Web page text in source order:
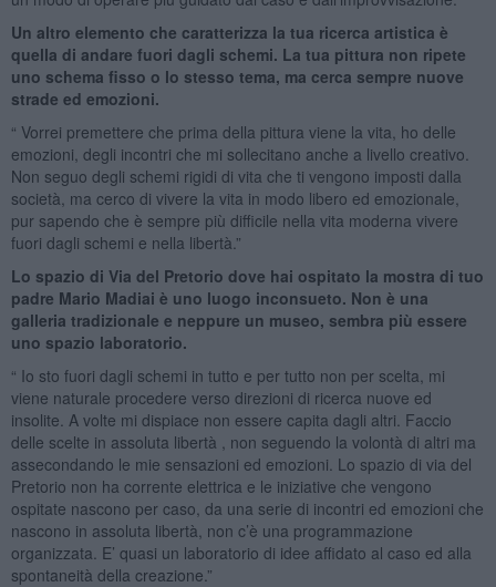
Un altro elemento che caratterizza la tua ricerca artistica è
quella di andare fuori dagli schemi. La tua pittura non ripete
uno schema fisso o lo stesso tema, ma cerca sempre nuove
strade ed emozioni.
“ Vorrei premettere che prima della pittura viene la vita, ho delle
emozioni, degli incontri che mi sollecitano anche a livello creativo.
Non seguo degli schemi rigidi di vita che ti vengono imposti dalla
società, ma cerco di vivere la vita in modo libero ed emozionale,
pur sapendo che è sempre più difficile nella vita moderna vivere
fuori dagli schemi e nella libertà.”
Lo spazio di Via del Pretorio dove hai ospitato la mostra di tuo
padre Mario Madiai è uno luogo inconsueto. Non è una
galleria tradizionale e neppure un museo, sembra più essere
uno spazio laboratorio.
“ Io sto fuori dagli schemi in tutto e per tutto non per scelta, mi
viene naturale procedere verso direzioni di ricerca nuove ed
insolite. A volte mi dispiace non essere capita dagli altri. Faccio
delle scelte in assoluta libertà , non seguendo la volontà di altri ma
assecondando le mie sensazioni ed emozioni. Lo spazio di via del
Pretorio non ha corrente elettrica e le iniziative che vengono
ospitate nascono per caso, da una serie di incontri ed emozioni che
nascono in assoluta libertà, non c’è una programmazione
organizzata. E’ quasi un laboratorio di idee affidato al caso ed alla
spontaneità della creazione.”